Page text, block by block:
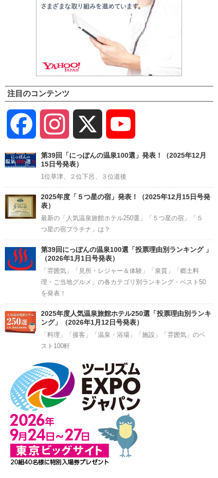
注目のコンテンツ
Facebook Instagram
Channel
第39回「にっぽんの温泉100選」発表！（2025年12月
15日号発表）
1位草津、２位下呂、３位道後
2025年度「５つ星の宿」発表！（2025年12月15日号発
表）
最新の「人気温泉旅館ホテル250選」「５つ星の宿」「５
つ星の宿プラチナ」は？
第39回にっぽんの温泉100選「投票理由別ランキング 」
（2026年1月1日号発表）
「雰囲気」「見所・レジャー＆体験」「泉質」「郷土料
理・ご当地グルメ」の各カテゴリ別ランキング・ベスト50
を発表！
2025年度人気温泉旅館ホテル250選「投票理由別ランキ
ング」（2026年1月12日号発表）
「料理」「接客」「温泉・浴場」「施設」「雰囲気」のベ
スト100軒